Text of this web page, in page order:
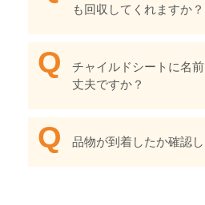
も回収してくれますか？
チャイルドシートに名
丈夫ですか？
品物が到着したか確認